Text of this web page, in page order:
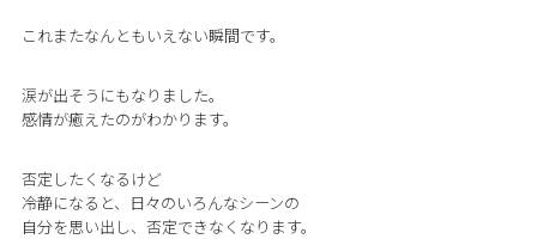
これまたなんともいえない瞬間です。
涙が出そうにもなりました。
⁡感情が癒えたのがわかります。
否定したくなるけど
冷静になると、日々のいろんなシーンの
自分を思い出し、否定できなくなります。